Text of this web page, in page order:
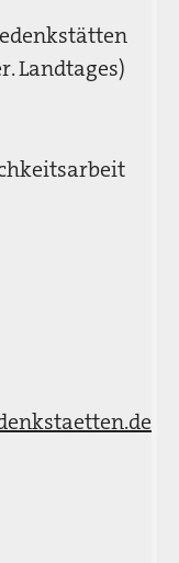
Landtages)